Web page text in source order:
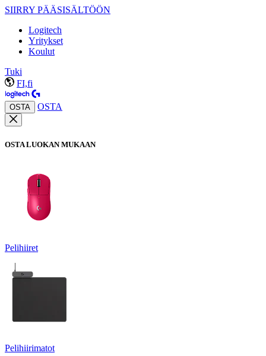
SIIRRY PÄÄSISÄLTÖÖN
Logitech
Yritykset
Koulut
Tuki
FI,fi
OSTA OSTA
OSTA LUOKAN MUKAAN
Pelihiiret
Pelihiirimatot